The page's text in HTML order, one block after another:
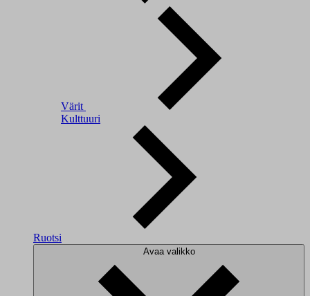
Värit
Kulttuuri
Ruotsi
Avaa valikko